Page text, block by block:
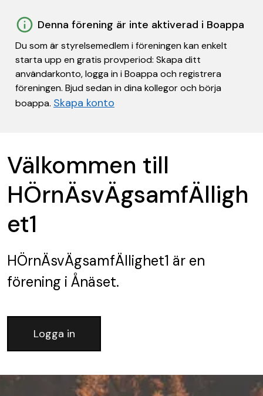
Denna förening är inte aktiverad i Boappa
Du som är styrelsemedlem i föreningen kan enkelt
starta upp en gratis provperiod: Skapa ditt
användarkonto, logga in i Boappa och registrera
föreningen. Bjud sedan in dina kollegor och börja
boappa. Skapa konto
Välkommen till
HÖrnÄsvÄgsamfÄlligh
et1
HÖrnÄsvÄgsamfÄllighet1 är en
förening i Ånäset.
Logga in